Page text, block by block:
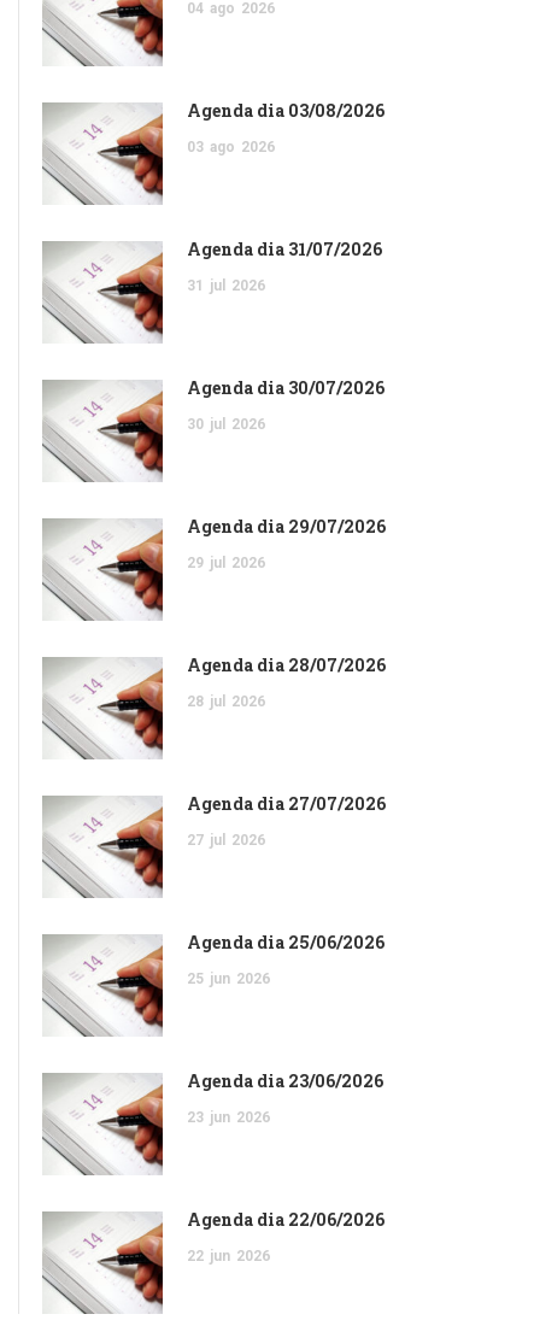
04 ago 2026
Agenda dia 03/08/2026
03 ago 2026
Agenda dia 31/07/2026
31 jul 2026
Agenda dia 30/07/2026
30 jul 2026
Agenda dia 29/07/2026
29 jul 2026
Agenda dia 28/07/2026
28 jul 2026
Agenda dia 27/07/2026
27 jul 2026
Agenda dia 25/06/2026
25 jun 2026
Agenda dia 23/06/2026
23 jun 2026
Agenda dia 22/06/2026
22 jun 2026